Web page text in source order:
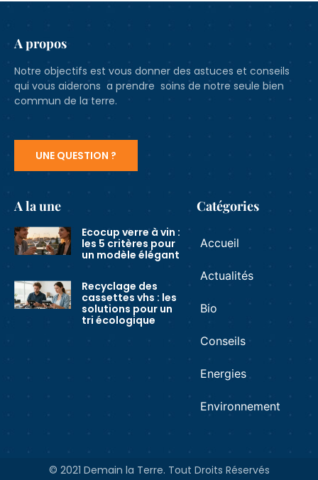
A propos
Notre objectifs est vous donner des astuces et conseils
qui vous aiderons a prendre soins de notre seule bien
commun de la terre.
UNE QUESTION ?
A la une
Ecocup verre à vin :
les 5 critères pour
un modèle élégant
Recyclage des
cassettes vhs : les
solutions pour un
tri écologique
Catégories
Accueil
Actualités
Bio
Conseils
Energies
Environnement
© 2021 Demain la Terre. Tout Droits Réservés